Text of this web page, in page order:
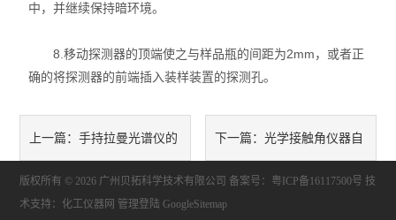
中，并继续保持暗环境。
8.移动探测器的顶端使之与样品瓶的间距为2mm，或者正
确的将探测器的前端插入装样装置的探测孔。
上一篇：手持拉曼光谱仪的
行业应用
下一篇： 光学接触角仪器自
测试和自校准方法
版权所有 © 2026 广州贝拓科学技术有限公司 备案号：粤ICP备16117500号 技
术支持： 化工仪器网 管理登陆 GoogleSitemap